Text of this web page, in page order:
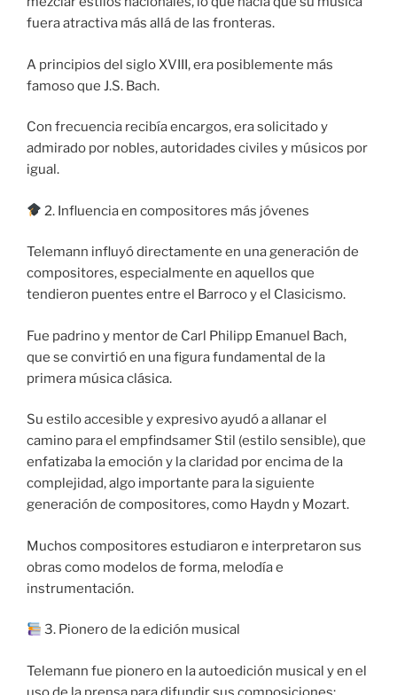
fuera atractiva más allá de las fronteras.
A principios del siglo XVIII, era posiblemente más
famoso que J.S. Bach.
Con frecuencia recibía encargos, era solicitado y
admirado por nobles, autoridades civiles y músicos por
igual.
2. Influencia en compositores más jóvenes
Telemann influyó directamente en una generación de
compositores, especialmente en aquellos que
tendieron puentes entre el Barroco y el Clasicismo.
Fue padrino y mentor de Carl Philipp Emanuel Bach,
que se convirtió en una figura fundamental de la
primera música clásica.
Su estilo accesible y expresivo ayudó a allanar el
camino para el empfindsamer Stil (estilo sensible), que
enfatizaba la emoción y la claridad por encima de la
complejidad, algo importante para la siguiente
generación de compositores, como Haydn y Mozart.
Muchos compositores estudiaron e interpretaron sus
obras como modelos de forma, melodía e
instrumentación.
3. Pionero de la edición musical
Telemann fue pionero en la autoedición musical y en el